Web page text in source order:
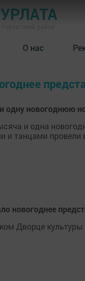
О нас
одну новогоднюю
и одна
и танцами провели
новогоднее
Дворце